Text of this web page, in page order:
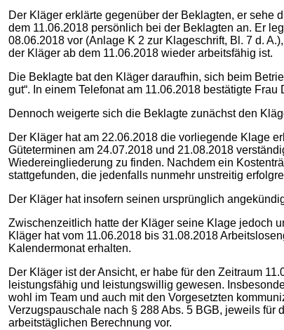
Der Kläger erklärte gegenüber der Beklagten, er sehe
dem 11.06.2018 persönlich bei der Beklagten an. Er
08.06.2018 vor (Anlage K 2 zur Klageschrift, Bl. 7 d.
der Kläger ab dem 11.06.2018 wieder arbeitsfähig ist.
Die Beklagte bat den Kläger daraufhin, sich beim
gut“. In einem Telefonat am 11.06.2018 bestätigte
Dennoch weigerte sich die Beklagte zunächst den
Der Kläger hat am 22.06.2018 die vorliegende Klage
Güteterminen am 24.07.2018 und 21.08.2018
Wiedereingliederung zu finden. Nachdem ein
stattgefunden, die jedenfalls nunmehr unstreitig
Der Kläger hat insofern seinen ursprünglich
Zwischenzeitlich hatte der Kläger seine Klage jedoch
Kläger hat vom 11.06.2018 bis 31.08.2018
Kalendermonat erhalten.
Der Kläger ist der Ansicht, er habe für den Zeitraum
leistungsfähig und leistungswillig gewesen.
wohl im Team und auch mit den Vorgesetzten
Verzugspauschale nach § 288 Abs. 5 BGB, jeweils
arbeitstäglichen Berechnung vor.